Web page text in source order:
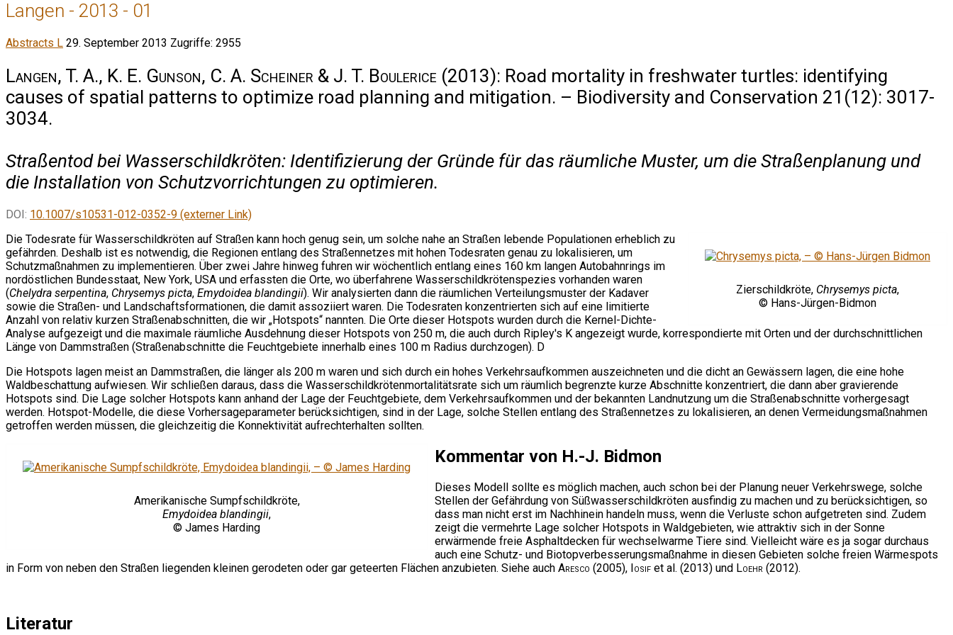
Langen - 2013 - 01
Abstracts L 29. September 2013 Zugriffe: 2955
Langen, T. A., K. E. Gunson, C. A. Scheiner & J. T. Boulerice (2013): Road mortality in freshwater turtles: identifying
causes of spatial patterns to optimize road planning and mitigation. – Biodiversity and Conservation 21(12): 3017-
3034.
Straßentod bei Wasserschildkröten: Identifizierung der Gründe für das räumliche Muster, um die Straßenplanung und
die Installation von Schutzvorrichtungen zu optimieren.
DOI: 10.1007/s10531-012-0352-9 (externer Link)
Zierschildkröte, Chrysemys picta,
© Hans-Jürgen-Bidmon
Die Todesrate für Wasserschildkröten auf Straßen kann hoch genug sein, um solche nahe an Straßen lebende Populationen erheblich zu
gefährden. Deshalb ist es notwendig, die Regionen entlang des Straßennetzes mit hohen Todesraten genau zu lokalisieren, um
Schutzmaßnahmen zu implementieren. Über zwei Jahre hinweg fuhren wir wöchentlich entlang eines 160 km langen Autobahnrings im
nordöstlichen Bundesstaat, New York, USA und erfassten die Orte, wo überfahrene Wasserschildkrötenspezies vorhanden waren
(Chelydra serpentina, Chrysemys picta, Emydoidea blandingii). Wir analysierten dann die räumlichen Verteilungsmuster der Kadaver
sowie die Straßen- und Landschaftsformationen, die damit assoziiert waren. Die Todesraten konzentrierten sich auf eine limitierte
Anzahl von relativ kurzen Straßenabschnitten, die wir „Hotspots“ nannten. Die Orte dieser Hotspots wurden durch die Kernel-Dichte-
Analyse aufgezeigt und die maximale räumliche Ausdehnung dieser Hotspots von 250 m, die auch durch Ripley's K angezeigt wurde, korrespondierte mit Orten und der durchschnittlichen
Länge von Dammstraßen (Straßenabschnitte die Feuchtgebiete innerhalb eines 100 m Radius durchzogen). D
Die Hotspots lagen meist an Dammstraßen, die länger als 200 m waren und sich durch ein hohes Verkehrsaufkommen auszeichneten und die dicht an Gewässern lagen, die eine hohe
Waldbeschattung aufwiesen. Wir schließen daraus, dass die Wasserschildkrötenmortalitätsrate sich um räumlich begrenzte kurze Abschnitte konzentriert, die dann aber gravierende
Hotspots sind. Die Lage solcher Hotspots kann anhand der Lage der Feuchtgebiete, dem Verkehrsaufkommen und der bekannten Landnutzung um die Straßenabschnitte vorhergesagt
werden. Hotspot-Modelle, die diese Vorhersageparameter berücksichtigen, sind in der Lage, solche Stellen entlang des Straßennetzes zu lokalisieren, an denen Vermeidungsmaßnahmen
getroffen werden müssen, die gleichzeitig die Konnektivität aufrechterhalten sollten.
Amerikanische Sumpfschildkröte,
Emydoidea blandingii,
© James Harding
Kommentar von H.-J. Bidmon
Dieses Modell sollte es möglich machen, auch schon bei der Planung neuer Verkehrswege, solche
Stellen der Gefährdung von Süßwasserschildkröten ausfindig zu machen und zu berücksichtigen, so
dass man nicht erst im Nachhinein handeln muss, wenn die Verluste schon aufgetreten sind. Zudem
zeigt die vermehrte Lage solcher Hotspots in Waldgebieten, wie attraktiv sich in der Sonne
erwärmende freie Asphaltdecken für wechselwarme Tiere sind. Vielleicht wäre es ja sogar durchaus
auch eine Schutz- und Biotopverbesserungsmaßnahme in diesen Gebieten solche freien Wärmespots
in Form von neben den Straßen liegenden kleinen gerodeten oder gar geteerten Flächen anzubieten. Siehe auch Aresco (2005), Iosif et al. (2013) und Loehr (2012).
Literatur